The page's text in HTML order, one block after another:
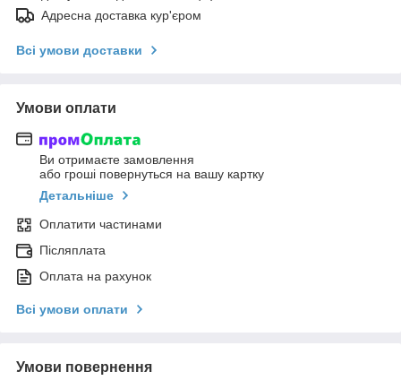
Адресна доставка кур'єром
Всі умови доставки
Умови оплати
Ви отримаєте замовлення
або гроші повернуться на вашу картку
Детальніше
Оплатити частинами
Післяплата
Оплата на рахунок
Всі умови оплати
Умови повернення